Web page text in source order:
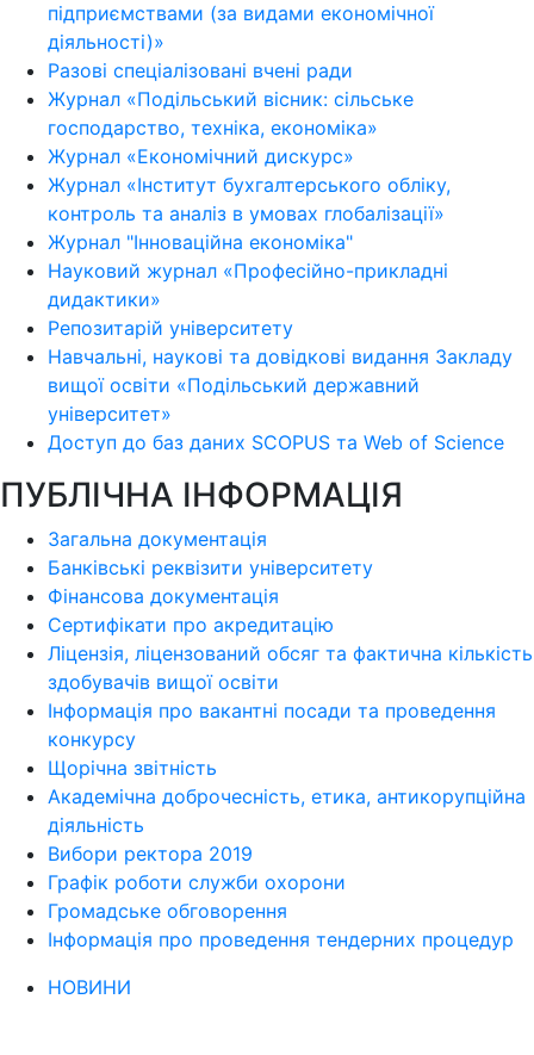
підприємствами (за видами економічної
діяльності)»
Разові спеціалізовані вчені ради
Журнал «Подільський вісник: сільське
господарство, техніка, економіка»
Журнал «Економічний дискурс»
Журнал «Інститут бухгалтерського обліку,
контроль та аналіз в умовах глобалізації»
Журнал "Інноваційна економіка"
Науковий журнал «Професійно-прикладні
дидактики»
Репозитарій університету
Навчальні, наукові та довідкові видання Закладу
вищої освіти «Подільський державний
університет»
Доступ до баз даних SCOPUS та Web of Science
ПУБЛІЧНА ІНФОРМАЦІЯ
Загальна документація
Банківські реквізити університету
Фінансова документація
Сертифікати про акредитацію
Ліцензія, ліцензований обсяг та фактична кількість
здобувачів вищої освіти
Інформація про вакантні посади та проведення
конкурсу
Щорічна звітність
Академічна доброчесність, етика, антикорупційна
діяльність
Вибори ректора 2019
Графік роботи служби охорони
Громадське обговорення
Інформація про проведення тендерних процедур
НОВИНИ